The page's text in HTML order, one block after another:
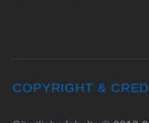
COPYRIGHT &